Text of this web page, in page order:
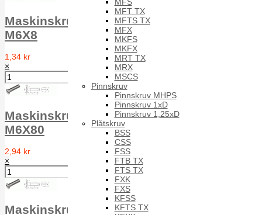
MFT TX
MFTS TX
MFX
MKFS
MKFX
MRT TX
MRX
MSCS
Pinnskruv
Pinnskruv MHPS
Pinnskruv 1xD
Pinnskruv 1,25xD
Plåtskruv
BSS
CSS
FSS
FTB TX
FTS TX
FXK
FXS
KFSS
KFTS TX
Maskinskruv försänkt MFS DIN 963 A2
M6X8
1,34 kr
×
Maskinskruv försänkt MFS DIN 963 A2
M6X80
2,94 kr
×
Maskinskruv försänkt MFS DIN 963 A2